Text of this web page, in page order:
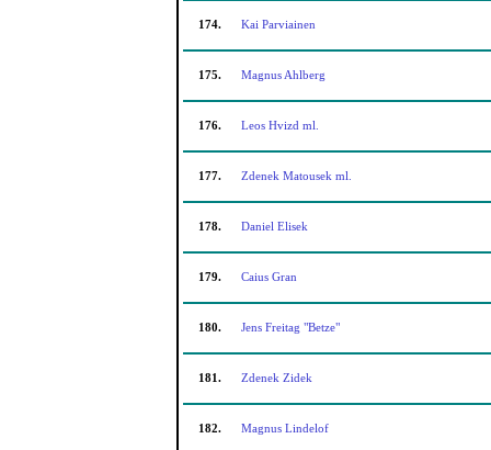
174. Kai Parviainen
175. Magnus Ahlberg
176. Leos Hvizd ml.
177. Zdenek Matousek ml.
178. Daniel Elisek
179. Caius Gran
180. Jens Freitag "Betze"
181. Zdenek Zidek
182. Magnus Lindelof